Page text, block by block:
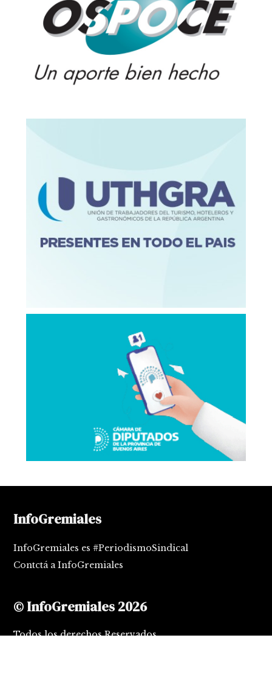
InfoGremiales
InfoGremiales es #PeriodismoSindical
Contctá a InfoGremiales
© InfoGremiales 2026
Todos los derechos Reservados